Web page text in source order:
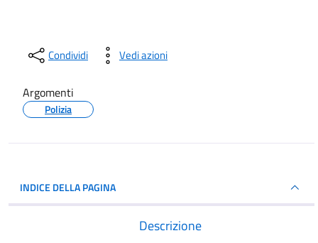
Condividi Vedi azioni
Argomenti
Polizia
INDICE DELLA PAGINA
Descrizione